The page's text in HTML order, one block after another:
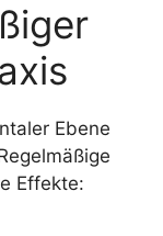
Ebene
Effekte: